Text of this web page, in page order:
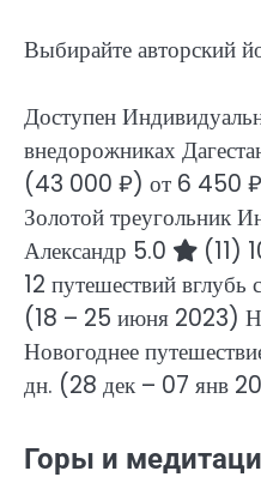
Выбирайте авторский
Доступен
внедорожниках
(43 000 ₽) от 6 450 ₽
Золотой треугольник
Александр 5.0
(11)
12 путешествий
(18 – 25 июня 2023)
Новогоднее
дн. (28 дек – 07 янв
Горы и